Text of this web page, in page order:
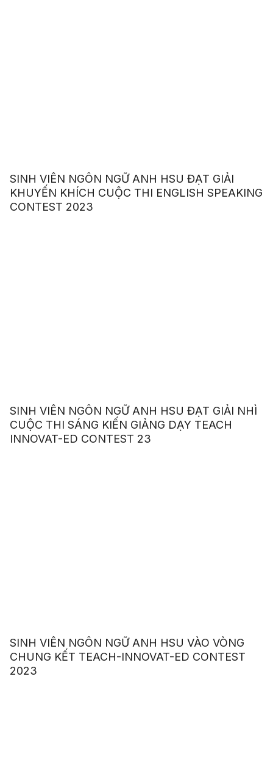
SINH VIÊN NGÔN NGỮ ANH HSU ĐẠT GIẢI
KHUYẾN KHÍCH CUỘC THI ENGLISH SPEAKING
CONTEST 2023
SINH VIÊN NGÔN NGỮ ANH HSU ĐẠT GIẢI NHÌ
CUỘC THI SÁNG KIẾN GIẢNG DẠY TEACH
INNOVAT-ED CONTEST 23
SINH VIÊN NGÔN NGỮ ANH HSU VÀO VÒNG
CHUNG KẾT TEACH-INNOVAT-ED CONTEST
2023